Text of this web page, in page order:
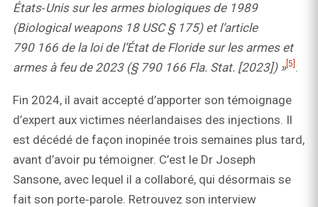
États‑Unis sur les armes biologiques de 1989
(Biological weapons 18 USC § 175) et l’article
790 166 de la loi de l’État de Floride sur les armes et
armes à feu de 2023 (§ 790 166 Fla. Stat. [2023]) » [5] .
Fin 2024, il avait accepté d’apporter son témoignage
d’expert aux victimes néerlandaises des injections. Il
est décédé de façon inopinée trois semaines plus tard,
avant d’avoir pu témoigner. C’est le Dr Joseph
Sansone, avec lequel il a collaboré, qui désormais se
fait son porte‑parole. Retrouvez son interview